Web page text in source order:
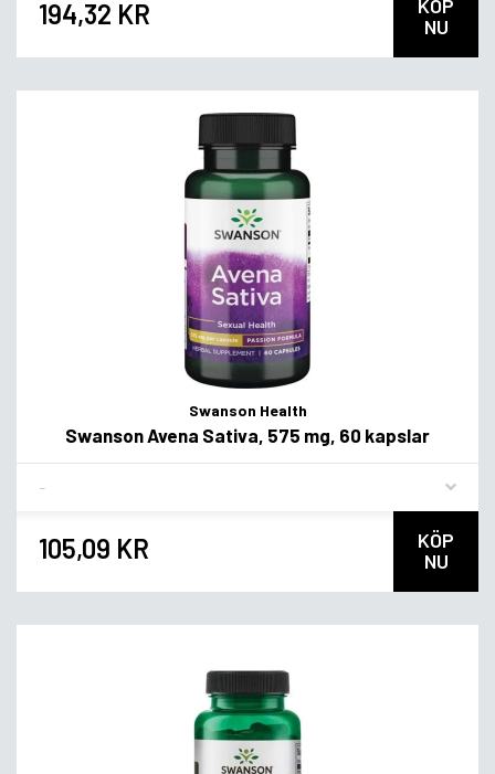
194,32 KR
KÖP
NU
Swanson Health
Swanson Avena Sativa, 575 mg, 60 kapslar
105,09 KR
KÖP
NU